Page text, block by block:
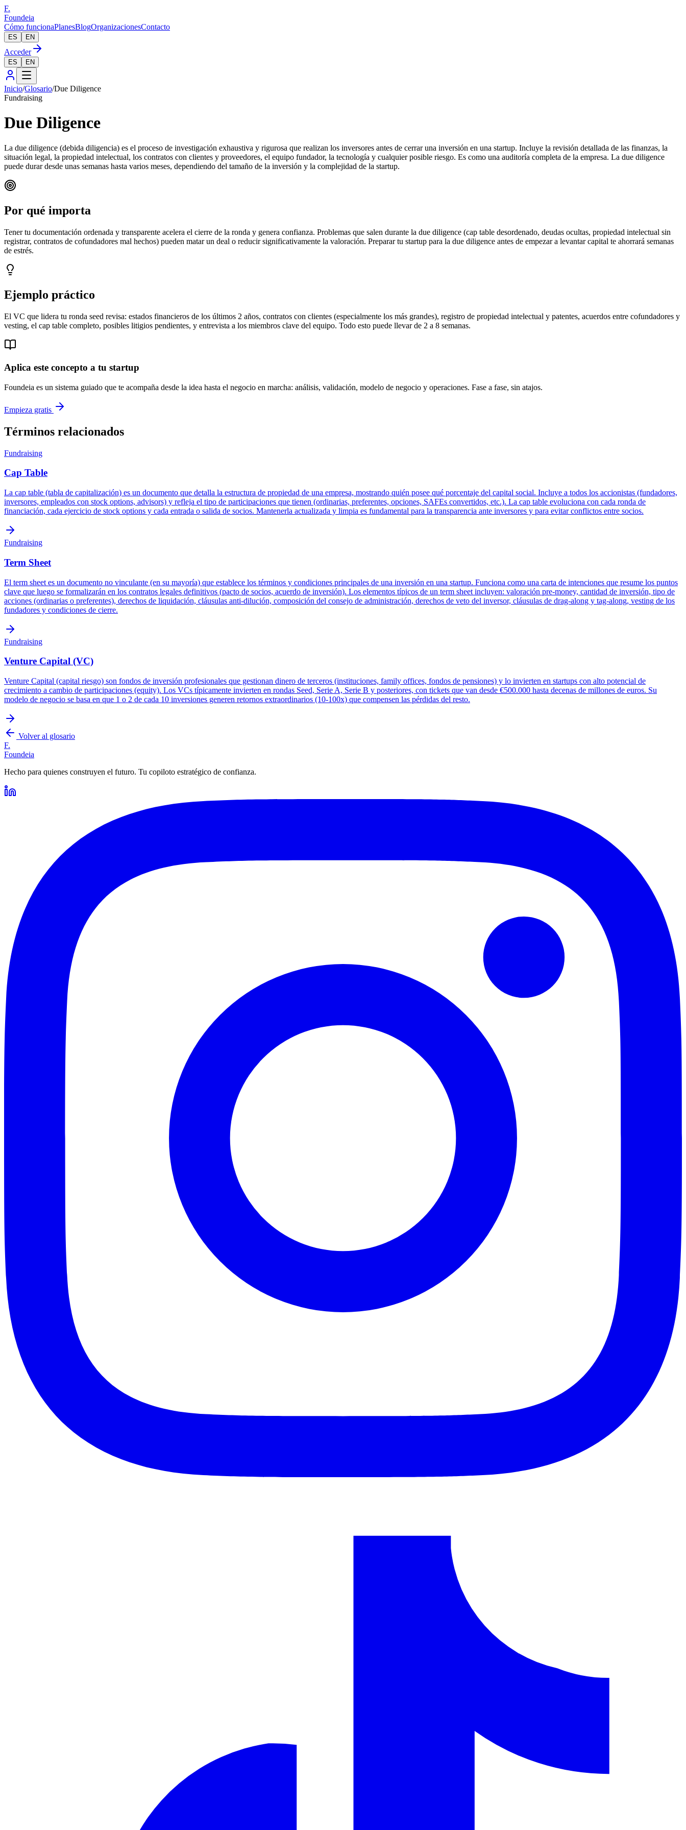
F.
Foundeia
Cómo funcionaPlanesBlogOrganizacionesContacto
ES EN
Acceder
ES EN
Inicio/Glosario/Due Diligence
Fundraising
Due Diligence
La due diligence (debida diligencia) es el proceso de investigación exhaustiva y rigurosa que realizan los inversores antes de cerrar una inversión en una startup. Incluye la revisión detallada de las finanzas, la
situación legal, la propiedad intelectual, los contratos con clientes y proveedores, el equipo fundador, la tecnología y cualquier posible riesgo. Es como una auditoría completa de la empresa. La due diligence
puede durar desde unas semanas hasta varios meses, dependiendo del tamaño de la inversión y la complejidad de la startup.
Por qué importa
Tener tu documentación ordenada y transparente acelera el cierre de la ronda y genera confianza. Problemas que salen durante la due diligence (cap table desordenado, deudas ocultas, propiedad intelectual sin
registrar, contratos de cofundadores mal hechos) pueden matar un deal o reducir significativamente la valoración. Preparar tu startup para la due diligence antes de empezar a levantar capital te ahorrará semanas
de estrés.
Ejemplo práctico
El VC que lidera tu ronda seed revisa: estados financieros de los últimos 2 años, contratos con clientes (especialmente los más grandes), registro de propiedad intelectual y patentes, acuerdos entre cofundadores y
vesting, el cap table completo, posibles litigios pendientes, y entrevista a los miembros clave del equipo. Todo esto puede llevar de 2 a 8 semanas.
Aplica este concepto a tu startup
Foundeia es un sistema guiado que te acompaña desde la idea hasta el negocio en marcha: análisis, validación, modelo de negocio y operaciones. Fase a fase, sin atajos.
Empieza gratis
Términos relacionados
Fundraising
Cap Table
La cap table (tabla de capitalización) es un documento que detalla la estructura de propiedad de una empresa, mostrando quién posee qué porcentaje del capital social. Incluye a todos los accionistas (fundadores,
inversores, empleados con stock options, advisors) y refleja el tipo de participaciones que tienen (ordinarias, preferentes, opciones, SAFEs convertidos, etc.). La cap table evoluciona con cada ronda de
financiación, cada ejercicio de stock options y cada entrada o salida de socios. Mantenerla actualizada y limpia es fundamental para la transparencia ante inversores y para evitar conflictos entre socios.
Fundraising
Term Sheet
El term sheet es un documento no vinculante (en su mayoría) que establece los términos y condiciones principales de una inversión en una startup. Funciona como una carta de intenciones que resume los puntos
clave que luego se formalizarán en los contratos legales definitivos (pacto de socios, acuerdo de inversión). Los elementos típicos de un term sheet incluyen: valoración pre-money, cantidad de inversión, tipo de
acciones (ordinarias o preferentes), derechos de liquidación, cláusulas anti-dilución, composición del consejo de administración, derechos de veto del inversor, cláusulas de drag-along y tag-along, vesting de los
fundadores y condiciones de cierre.
Fundraising
Venture Capital (VC)
Venture Capital (capital riesgo) son fondos de inversión profesionales que gestionan dinero de terceros (instituciones, family offices, fondos de pensiones) y lo invierten en startups con alto potencial de
crecimiento a cambio de participaciones (equity). Los VCs típicamente invierten en rondas Seed, Serie A, Serie B y posteriores, con tickets que van desde €500.000 hasta decenas de millones de euros. Su
modelo de negocio se basa en que 1 o 2 de cada 10 inversiones generen retornos extraordinarios (10-100x) que compensen las pérdidas del resto.
Volver al glosario
F.
Foundeia
Hecho para quienes construyen el futuro. Tu copiloto estratégico de confianza.